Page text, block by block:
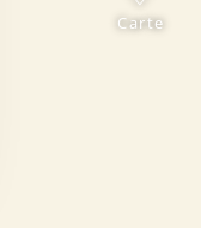
Carte